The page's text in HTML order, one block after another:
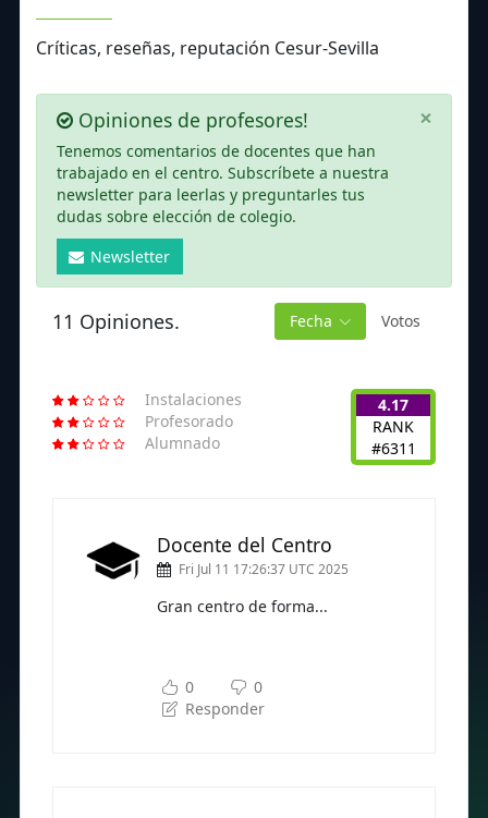
Críticas, reseñas, reputación Cesur-Sevilla
×
Opiniones de profesores!
Tenemos comentarios de docentes que han
trabajado en el centro. Subscríbete a nuestra
newsletter para leerlas y preguntarles tus
dudas sobre elección de colegio.
Newsletter
11 Opiniones. Fecha Votos
Instalaciones
Profesorado
Alumnado
4.17
RANK
#6311
Docente del Centro
Fri Jul 11 17:26:37 UTC 2025
Gran centro de forma...
0
0
Responder